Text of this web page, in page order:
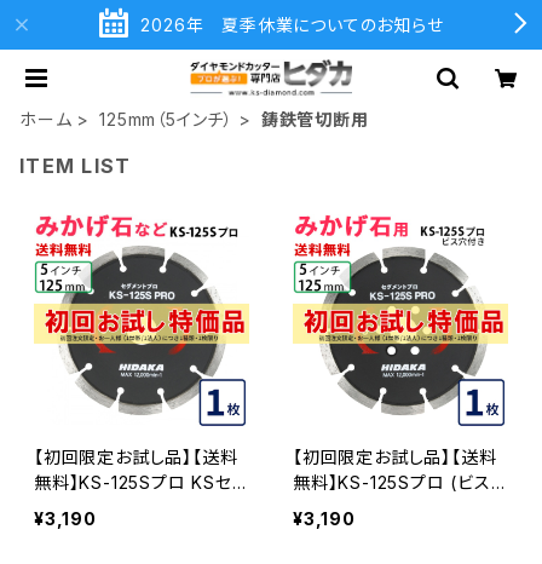
2026年 夏季休業についてのお知らせ
ホーム 125mm（5インチ） 鋳鉄管切断用
ITEM LIST
【初回限定お試し品】【送料
無料】KS-125Sプロ KSセグ
メントプロ 5インチ 125mm
みかげ石などの切断用 ダイ
¥3,190
【初回限定お試し品】【送料
無料】KS-125Sプロ (ビス
穴付き) KSセグメントプロ
5インチ 125mm みかげ石
¥3,190